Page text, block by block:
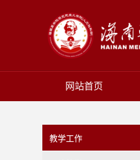
网站首页
教学工作